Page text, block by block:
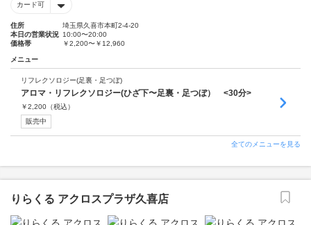
カード可
住所
埼玉県久喜市本町2-4-20
本日の営業状況 10:00〜20:00
価格帯
￥2,200〜￥12,960
メニュー
リフレクソロジー(足裏・足つぼ)
アロマ・リフレクソロジー(ひざ下〜足裏・足つぼ） <30分>
￥2,200 （税込）
販売中
全てのメニューを見る
りらくる アクロスプラザ久喜店